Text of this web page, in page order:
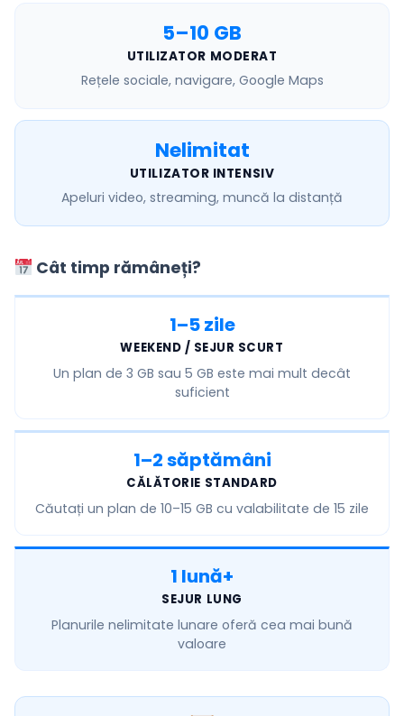
5–10 GB
UTILIZATOR MODERAT
Rețele sociale, navigare, Google Maps
Nelimitat
UTILIZATOR INTENSIV
Apeluri video, streaming, muncă la distanță
Cât timp rămâneți?
1–5 zile
WEEKEND / SEJUR SCURT
Un plan de 3 GB sau 5 GB este mai mult decât
suficient
1–2 săptămâni
CĂLĂTORIE STANDARD
Căutați un plan de 10–15 GB cu valabilitate de 15 zile
1 lună+
SEJUR LUNG
Planurile nelimitate lunare oferă cea mai bună
valoare